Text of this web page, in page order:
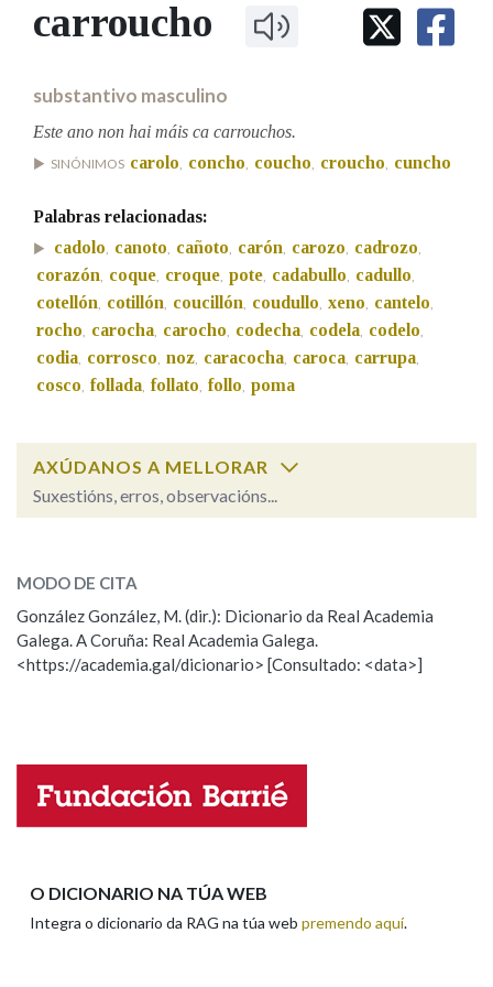
IDENTIDADE CORPORATIVA
MARCIAL DEL ADALID
FIGURAS HOMENAXEADAS
PRIMAVERA DAS LETRAS
PORTAL DAS PALABRAS
Facebook
TwitterYoutubeInstagram
Bluesky
BUSCAR NOS LEMAS
Remata por
Contén
BUSCAR NO CONTIDO
Nas definicións
Nos exemplos
OUTRAS OPCIÓNS DE BUSCA
Pertence a
carroucho
substantivo masculino
Este ano non hai máis ca carrouchos.
SINÓNIMOS carolo, concho, coucho, croucho, cuncho
Palabras relacionadas:
cadolo, canoto, cañoto, carón, carozo, cadrozo,
corazón, coque, croque, pote, cadabullo, cadullo,
cotellón, cotillón, coucillón, coudullo, xeno, cantelo,
rocho, carocha, carocho, codecha, codela, codelo,
codia, corrosco, noz, caracocha, caroca, carrupa,
cosco, follada, follato, follo, poma
AXÚDANOS A MELLORAR
Suxestións, erros, observacións...
ESCOLLE UNHA OPCIÓN:
Observación Hai un erro na palabra
Propoño mellorar a definición
Nome
MODO DE CITA
González González, M. (dir.): Dicionario da Real Academia
Galega. A Coruña: Real Academia Galega.
<https://academia.gal/dicionario> [Consultado: <data>]
O DICIONARIO NA TÚA WEB
Integra o dicionario da RAG na túa web premendo aquí.